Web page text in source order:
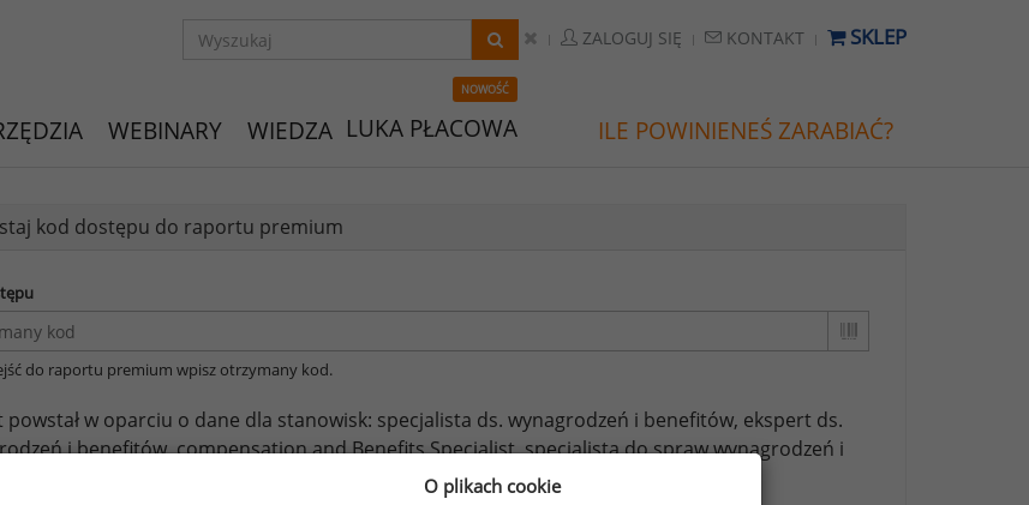
ZALOGUJ SIĘ KONTAKT SKLEP
WEBINARY WIEDZA
NOWOŚĆ
LUKA PŁACOWA ILE POWINIENEŚ ZARABIAĆ?
kod dostępu do raportu premium
do raportu premium wpisz otrzymany kod.
powstał w oparciu o dane dla stanowisk: specjalista ds. wynagrodzeń i benefitów, ekspert ds.
i benefitów,compensation and Benefits Specialist,specjalista do spraw wynagrodzeń i
ekspert do spraw wynagrodzeń i benefitów.O plikach cookie